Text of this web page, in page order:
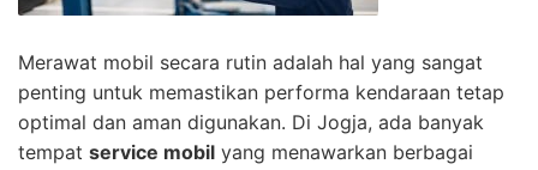
Merawat mobil secara rutin adalah hal yang sangat
penting untuk memastikan performa kendaraan tetap
optimal dan aman digunakan. Di Jogja, ada banyak
tempat service mobil yang menawarkan berbagai